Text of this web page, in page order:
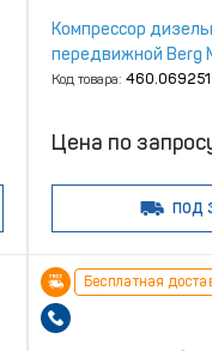
Компрессор
передвижной Berg
Код товара: 460.069251
Цена по
ПОД
Бесплатная